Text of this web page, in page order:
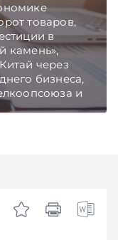
товаров,
в
камень»,
через
бизнеса,
и